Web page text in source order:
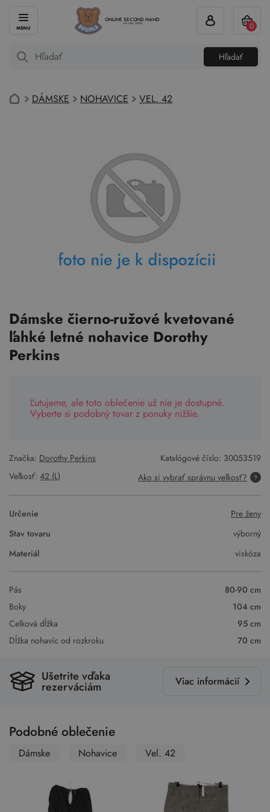
ONLINE SECOND HAND
od roku 2004
Hľadať
0
DÁMSKE NOHAVICE VEL. 42
Dámske čierno-ružové kvetované
ľahké letné nohavice Dorothy
Perkins
Ľutujeme, ale toto oblečenie už nie je dostupné.
Vyberte si podobný tovar z ponuky nižšie.
Značka: Dorothy Perkins Katalógové číslo: 30053519
Veľkosť: 42 (L) Ako si vybrať správnu veľkosť?
Určenie
Pre ženy
Stav tovaru
výborný
Materiál
viskóza
Pás
80-90 cm
Boky
104 cm
Celková dĺžka
95 cm
Dĺžka nohavíc od rozkroku
70 cm
Ušetrite vďaka
rezerváciám Viac informácií
Podobné oblečenie
Dámske Nohavice Vel. 42